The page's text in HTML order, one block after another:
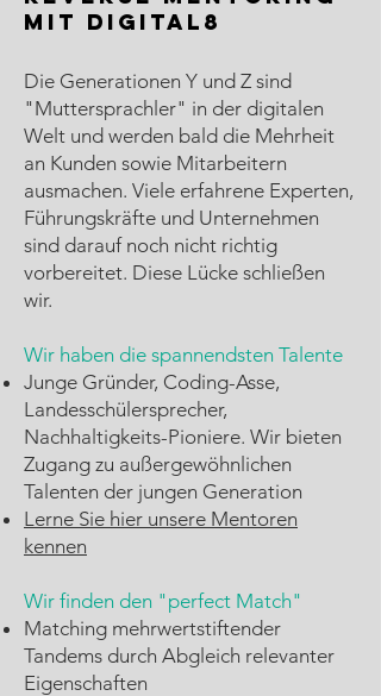
MIT DIGITAL8
Die Generationen Y und Z sind
"Muttersprachler" in der digitalen
Welt und werden bald die Mehrheit
an Kunden sowie Mitarbeitern
ausmachen. Viele erfahrene Experten,
Führungskräfte und Unternehmen
sind darauf noch nicht richtig
vorbereitet. Diese Lücke schließen
wir.
Wir haben die spannendsten Talente
Junge Gründer, Coding-Asse,
Landesschülersprecher,
Nachhaltigkeits-Pioniere. Wir bieten
Zugang zu außergewöhnlichen
Talenten der jungen Generation
Lerne Sie hier unsere Mentoren
kennen
Wir finden den "perfect Match"
Matching mehrwertstiftender
Tandems durch Abgleich relevanter
Eigenschaften